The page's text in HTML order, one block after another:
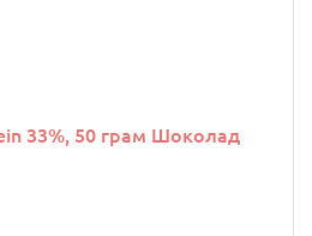
33%, 50 грам Шоколад